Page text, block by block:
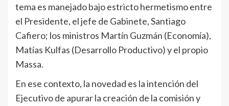
tema es manejado bajo estricto hermetismo entre
el Presidente, el jefe de Gabinete, Santiago
Cafiero; los ministros Martín Guzmán (Economía),
Matías Kulfas (Desarrollo Productivo) y el propio
Massa.
En ese contexto, la novedad es la intención del
Ejecutivo de apurar la creación de la comisión y